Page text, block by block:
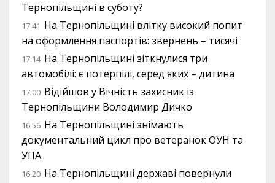
Тернопільщині в суботу?
17:41 На Тернопільщині влітку високий попит
на оформлення паспортів: звернень – тисячі
17:14 На Тернопільщині зіткнулися три
автомобілі: є потерпілі, серед яких – дитина
17:00 Відійшов у Вічність захисник із
Тернопільщини Володимир Дичко
16:56 На Тернопільщині знімають
документальний цикл про ветеранок ОУН та
УПА
16:20 На Тернопільщині державі повернули